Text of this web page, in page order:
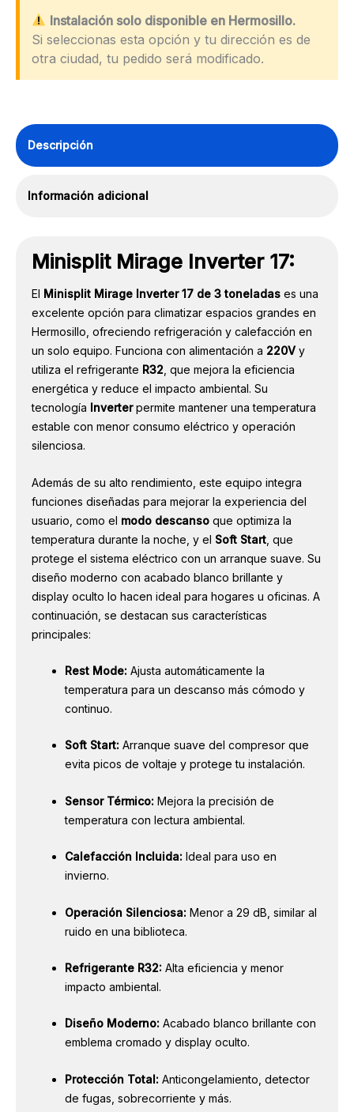
Instalación solo disponible en Hermosillo.
Si seleccionas esta opción y tu dirección es de
otra ciudad, tu pedido será modificado.
Descripción
Información adicional
Minisplit Mirage Inverter 17:
El Minisplit Mirage Inverter 17 de 3 toneladas es una
excelente opción para climatizar espacios grandes en
Hermosillo, ofreciendo refrigeración y calefacción en
un solo equipo. Funciona con alimentación a 220V y
utiliza el refrigerante R32 , que mejora la eficiencia
energética y reduce el impacto ambiental. Su
tecnología Inverterpermite mantener una temperatura
estable con menor consumo eléctrico y operación
silenciosa.
Además de su alto rendimiento, este equipo integra
funciones diseñadas para mejorar la experiencia del
usuario, como el modo descanso que optimiza la
temperatura durante la noche, y el Soft Start , que
protege el sistema eléctrico con un arranque suave. Su
diseño moderno con acabado blanco brillante y
display oculto lo hacen ideal para hogares u oficinas. A
continuación, se destacan sus características
principales:
Rest Mode: Ajusta automáticamente la
temperatura para un descanso más cómodo y
continuo.
Soft Start: Arranque suave del compresor que
evita picos de voltaje y protege tu instalación.
Sensor Térmico: Mejora la precisión de
temperatura con lectura ambiental.
Calefacción Incluida: Ideal para uso en
invierno.
Operación Silenciosa: Menor a 29 dB, similar al
ruido en una biblioteca.
Refrigerante R32: Alta eficiencia y menor
impacto ambiental.
Diseño Moderno: Acabado blanco brillante con
emblema cromado y display oculto.
Protección Total: Anticongelamiento, detector
de fugas, sobrecorriente y más.